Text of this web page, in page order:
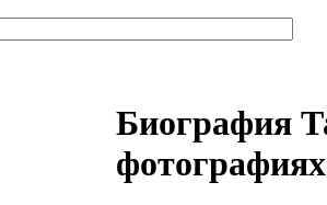
Биография
фотографиях